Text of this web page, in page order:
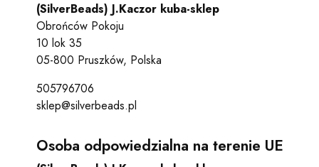
(SilverBeads) J.Kaczor kuba-sklep
Obrońców Pokoju
10 lok 35
05-800 Pruszków, Polska
505796706
sklep@silverbeads.pl
Osoba odpowiedzialna na terenie UE